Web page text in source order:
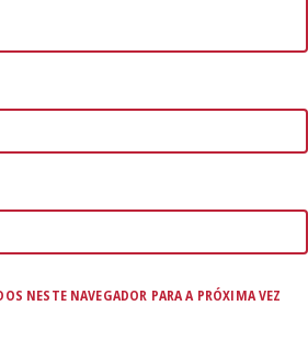
NESTE NAVEGADOR PARA A PRÓXIMA VEZ